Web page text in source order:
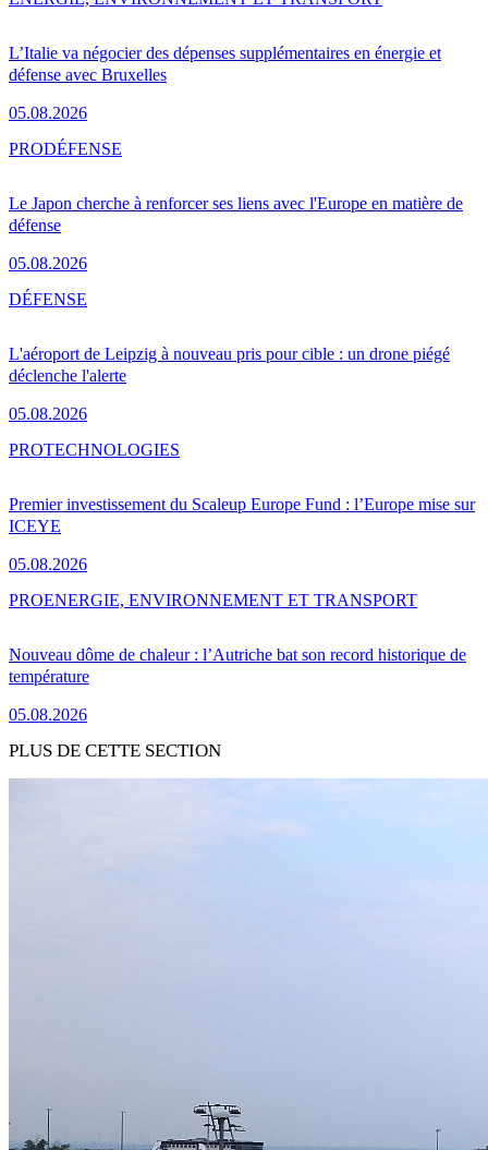
L’Italie va négocier des dépenses supplémentaires en énergie et
défense avec Bruxelles
05.08.2026
Le Japon cherche à renforcer ses liens avec l'Europe en matière de
défense
05.08.2026
PRODÉFENSE
L'aéroport de Leipzig à nouveau pris pour cible : un drone piégé
déclenche l'alerte
05.08.2026
DÉFENSE
Premier investissement du Scaleup Europe Fund : l’Europe mise sur
ICEYE
05.08.2026
PROTECHNOLOGIES
Nouveau dôme de chaleur : l’Autriche bat son record historique de
température
05.08.2026
PROENERGIE, ENVIRONNEMENT ET TRANSPORT
PLUS DE CETTE SECTION